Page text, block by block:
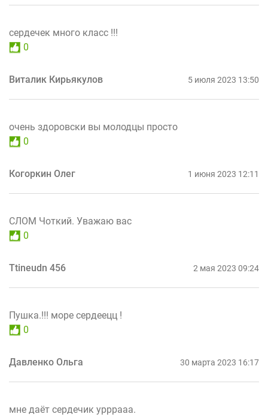
сердечек много класс !!!
0
Виталик Кирьякулов 5 июля 2023 13:50
очень здоровски вы молодцы просто
0
Когоркин Олег 1 июня 2023 12:11
СЛОМ Чоткий. Уважаю вас
0
Ttineudn 456 2 мая 2023 09:24
Пушка.!!! море сердеецц !
0
Давленко Ольга 30 марта 2023 16:17
мне даёт сердечик урррааа.